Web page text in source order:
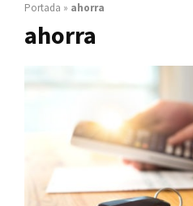
Portada » ahorra
ahorra